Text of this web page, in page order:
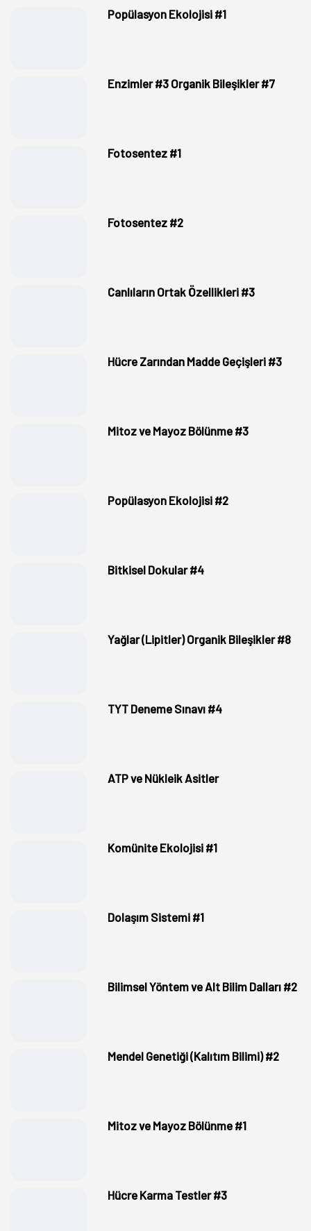
Popülasyon Ekolojisi #1
Enzimler #3 Organik Bileşikler #7
Fotosentez #1
Fotosentez #2
Canlıların Ortak Özellikleri #3
Hücre Zarından Madde Geçişleri #3
Mitoz ve Mayoz Bölünme #3
Popülasyon Ekolojisi #2
Bitkisel Dokular #4
Yağlar (Lipitler) Organik Bileşikler #8
TYT Deneme Sınavı #4
ATP ve Nükleik Asitler
Komünite Ekolojisi #1
Dolaşım Sistemi #1
Bilimsel Yöntem ve Alt Bilim Dalları #2
Mendel Genetiği (Kalıtım Bilimi) #2
Mitoz ve Mayoz Bölünme #1
Hücre Karma Testler #3